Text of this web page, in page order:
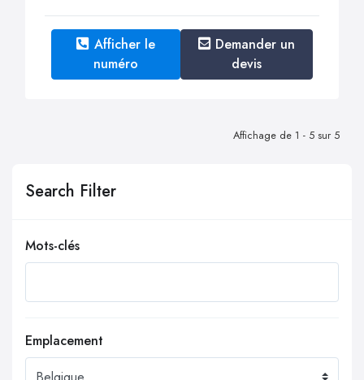
Search Filter
Mots-clés
Emplacement
Afficher le
numéro
Demander un
devis
Affichage de 1 - 5 sur 5